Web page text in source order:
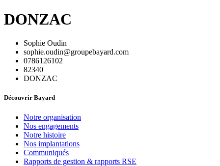
DONZAC
Sophie Oudin
sophie.oudin@groupebayard.com
0786126102
82340
DONZAC
Découvrir Bayard
Notre organisation
Nos engagements
Notre histoire
Nos implantations
Communiqués
Rapports de gestion & rapports RSE